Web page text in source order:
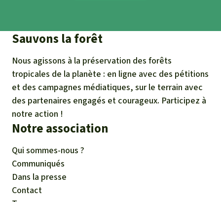
Sauvons la forêt
Nous agissons à la préservation des forêts
tropicales de la planète : en ligne avec des pétitions
et des campagnes médiatiques, sur le terrain avec
des partenaires engagés et courageux. Participez à
notre action !
Notre association
Qui sommes-nous ?
Communiqués
Dans la presse
Contact